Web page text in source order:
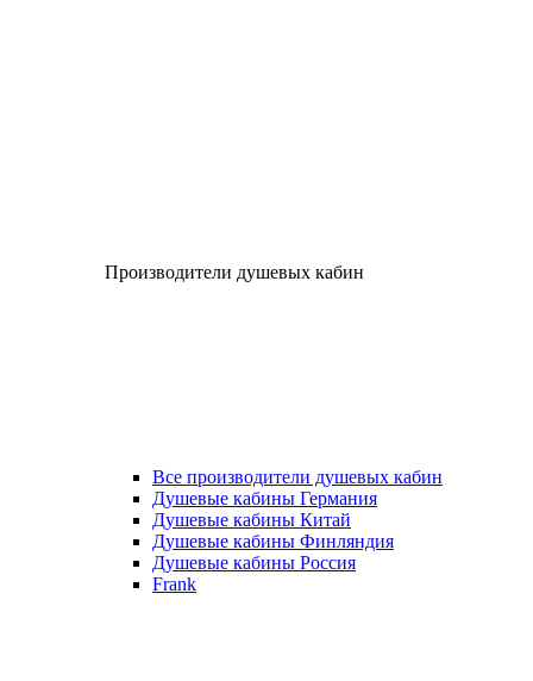
Производители душевых кабин
Все производители душевых кабин
Душевые кабины Германия
Душевые кабины Китай
Душевые кабины Финляндия
Душевые кабины Россия
Frank